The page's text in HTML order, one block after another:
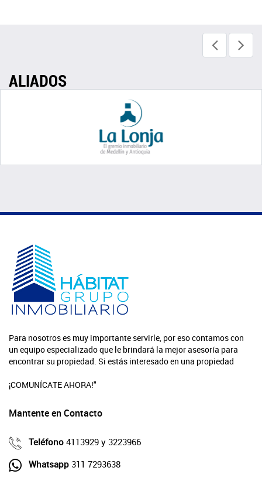
ALIADOS
Para nosotros es muy importante servirle, por eso contamos con
un equipo especializado que le brindará la mejor asesoría para
encontrar su propiedad. Si estás interesado en una propiedad
¡COMUNÍCATE AHORA!"
Mantente en Contacto
Teléfono 4113929 y 3223966
Whatsapp 311 7293638